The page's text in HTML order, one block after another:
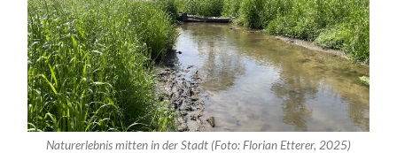
Naturerlebnis mitten in der Stadt (Foto: Florian Etterer, 2025)